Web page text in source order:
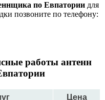
по Евпатории для
позвоните по телефону:
работы антенн
Цена